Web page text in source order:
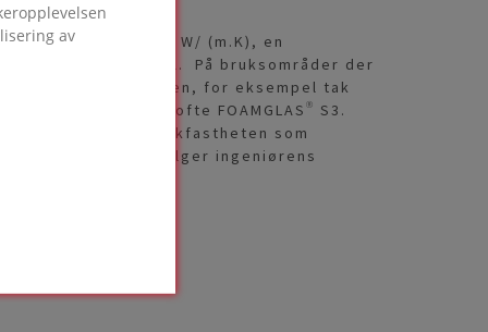
av
på 0,045 W/ (m.K), en
er dimensjonsstabil. På bruksområder der
enn lambdaverdien, for eksempel tak
brukes ofte FOAMGLAS® S3.
avhengig av trykkfastheten som
sterkeste at du følger ingeniørens